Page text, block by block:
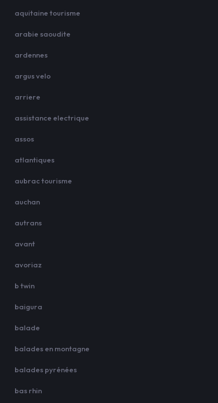
aquitaine tourisme
arabie saoudite
ardennes
argus velo
arriere
assistance electrique
assos
atlantiques
aubrac tourisme
auchan
autrans
avant
avoriaz
b twin
baigura
balade
balades en montagne
balades pyrénées
bas rhin